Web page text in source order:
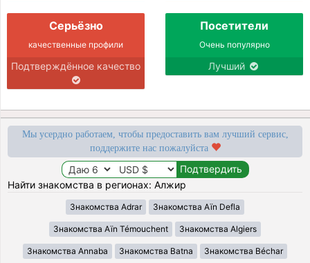
Серьёзно
качественные профили
Подтверждённое качество
Посетители
Очень популярно
Лучший
Мы усердно работаем, чтобы предоставить вам лучший сервис,
поддержите нас пожалуйста
Найти знакомства в регионах: Алжир
Знакомства Adrar Знакомства Aïn Defla
Знакомства Aïn Témouchent Знакомства Algiers
Знакомства Annaba Знакомства Batna Знакомства Béchar